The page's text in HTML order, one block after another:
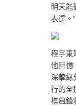
明天能
表達。”
程宇東
他回憶
深摯緣
行的全
棋風鋒